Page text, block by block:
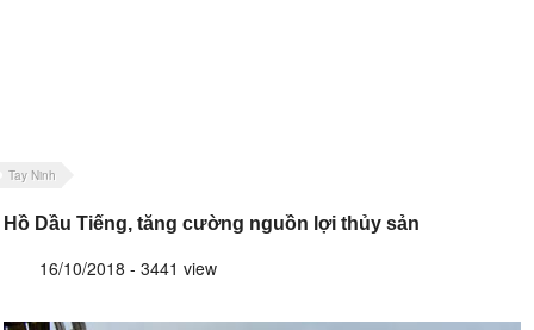
Tay Ninh
Hồ Dầu Tiếng, tăng cường nguồn lợi thủy sản
16/10/2018 - 3441 view